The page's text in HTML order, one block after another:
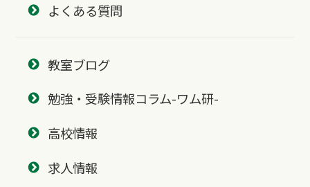
よくある質問
教室ブログ
勉強・受験情報コラム-ワム研-
高校情報
求人情報